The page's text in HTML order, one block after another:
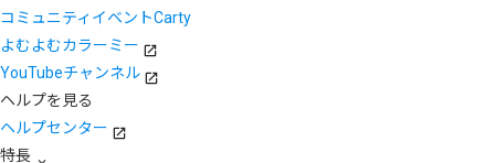
コミュニティイベントCarty
よむよむカラーミー
YouTubeチャンネル
ヘルプを見る
ヘルプセンター
特長